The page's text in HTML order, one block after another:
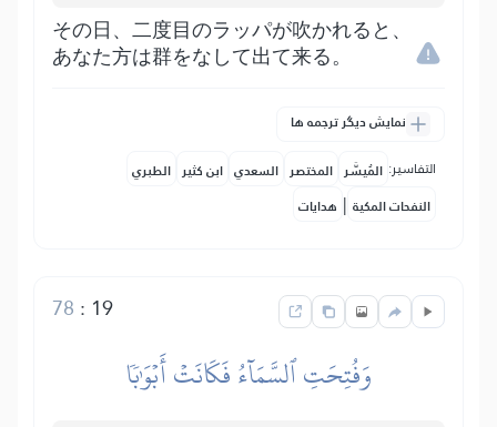
その日、二度目のラッパが吹かれると、
あなた方は群をなして出て来る。
نمایش دیگر ترجمه ها
التفاسير: المُيسَّر المختصر السعدي ابن كثير الطبري
النفحات المكية | هدايات
19
:
78
وَفُتِحَتِ ٱلسَّمَآءُ فَكَانَتۡ أَبۡوَٰبٗا